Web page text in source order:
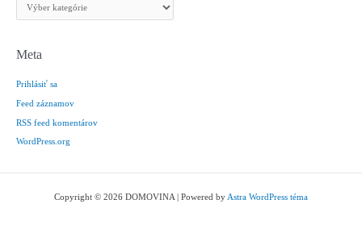
a
e
ó
r
i
e
Meta
Prihlásiť sa
Feed záznamov
RSS feed komentárov
WordPress.org
Copyright © 2026 DOMOVINA | Powered by Astra WordPress téma